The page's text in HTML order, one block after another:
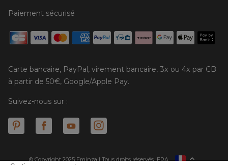
Paiement sécurisé
Carte bancaire, PayPal, virement bancaire, 3x ou 4x par CB
à partir de 50€, Google/Apple Pay.
Suivez-nous sur :
© Copyright 2025 Eminza | Tous droits réservés |
ESPAÑAFRA